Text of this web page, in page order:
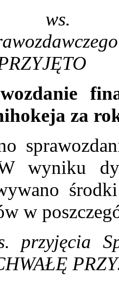
ws.
za
wyniku
w
przyjęcia